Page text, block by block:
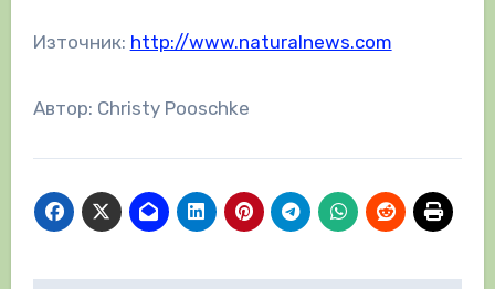
Източник: http://www.naturalnews.com
Автор: Christy Pooschke